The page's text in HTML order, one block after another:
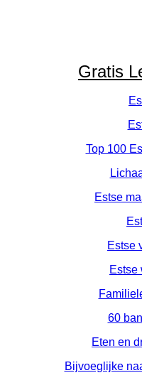
Gratis
Top 100
Estse
Estse
Estse
60
Eten en
Bijvoeglijke